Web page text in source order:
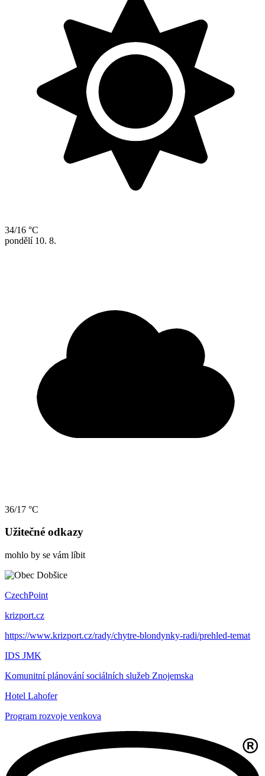
34/16 °C
pondělí 10. 8.
36/17 °C
Užitečné odkazy
mohlo by se vám líbit
CzechPoint
krizport.cz
https://www.krizport.cz/rady/chytre-blondynky-radi/prehled-temat
IDS JMK
Komunitní plánování sociálních služeb Znojemska
Hotel Lahofer
Program rozvoje venkova